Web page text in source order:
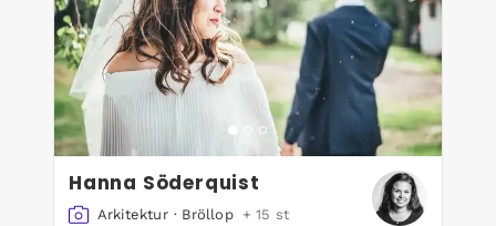
Hanna Söderquist
Arkitektur · Bröllop
+ 15 st